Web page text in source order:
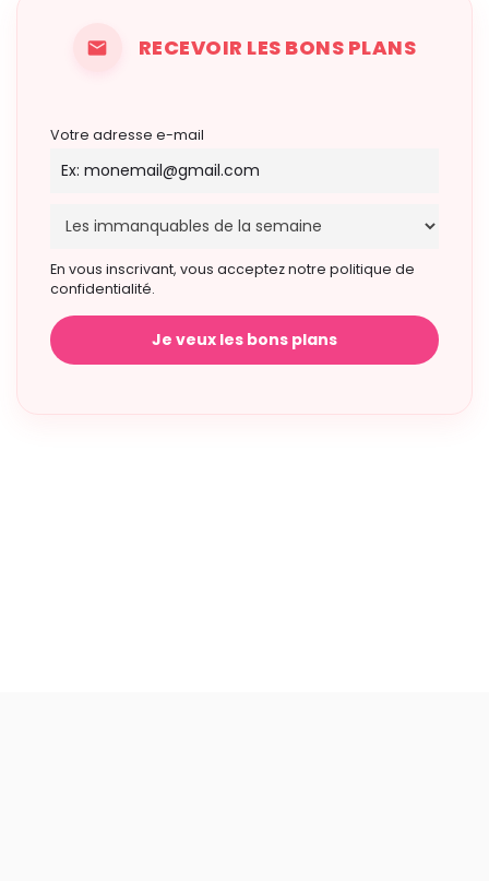
RECEVOIR LES BONS PLANS
Votre adresse e-mail
En vous inscrivant, vous acceptez notre politique de
confidentialité.